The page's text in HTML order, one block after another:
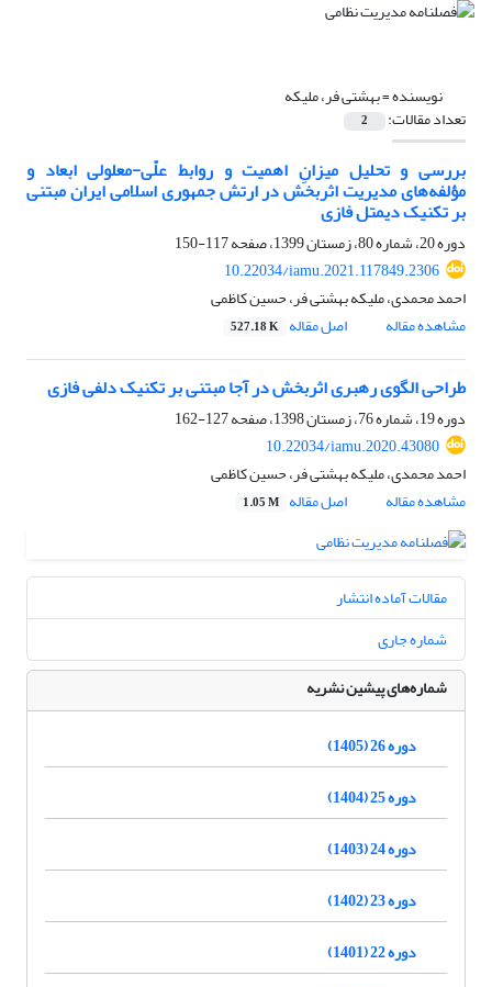
نویسنده =بهشتی فر، ملیکه
تعداد مقالات: 2
بررسی و تحلیل میزانِ اهمیت و روابط علّی-معلولی ابعاد و
مؤلفه‌های مدیریت اثربخش در ارتش جمهوری اسلامی ایران مبتنی
بر تکنیک دیمتل فازی
دوره 20، شماره 80، زمستان 1399، صفحه
117-150
10.22034/iamu.2021.117849.2306
احمد محمدی، ملیکه بهشتی فر، حسین کاظمی
مشاهده مقاله
اصل مقاله 527.18 K
طراحی الگوی رهبری اثربخش در آجا مبتنی بر تکنیک دلفی فازی
دوره 19، شماره 76، زمستان 1398، صفحه
127-162
10.22034/iamu.2020.43080
احمد محمدی، ملیکه بهشتی فر، حسین کاظمی
مشاهده مقاله
اصل مقاله 1.05 M
مقالات آماده انتشار
شماره جاری
شماره‌های پیشین نشریه
دوره 26 (1405)
دوره 25 (1404)
دوره 24 (1403)
دوره 23 (1402)
دوره 22 (1401)